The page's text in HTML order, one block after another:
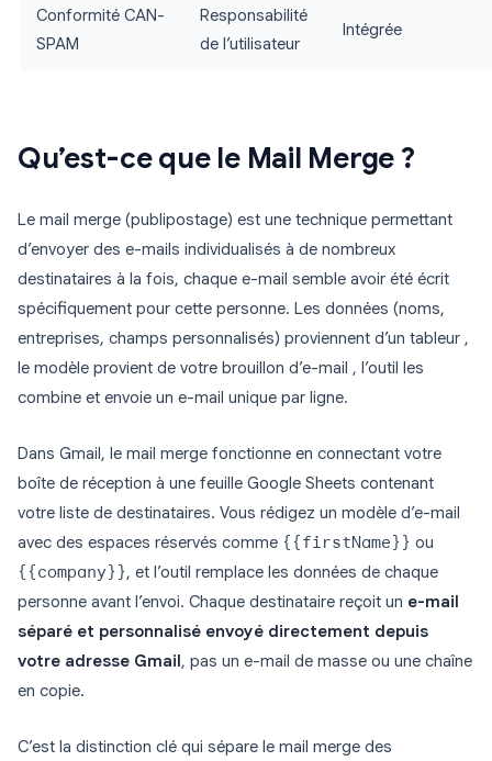
Conformité CAN-
SPAM
Responsabilité
de l’utilisateur
Intégrée
Qu’est-ce que le Mail Merge ?
Le mail merge (publipostage) est une technique permettant
d’envoyer des e-mails individualisés à de nombreux
destinataires à la fois, chaque e-mail semble avoir été écrit
spécifiquement pour cette personne. Les données (noms,
entreprises, champs personnalisés) proviennent d’un tableur ,
le modèle provient de votre brouillon d’e-mail , l’outil les
combine et envoie un e-mail unique par ligne.
Dans Gmail, le mail merge fonctionne en connectant votre
boîte de réception à une feuille Google Sheets contenant
votre liste de destinataires. Vous rédigez un modèle d’e-mail
avec des espaces réservés comme {{firstName}} ou
{{company}}, et l’outil remplace les données de chaque
personne avant l’envoi. Chaque destinataire reçoit un e-mail
séparé et personnalisé envoyé directement depuis
votre adresse Gmail , pas un e-mail de masse ou une chaîne
en copie.
C’est la distinction clé qui sépare le mail merge des